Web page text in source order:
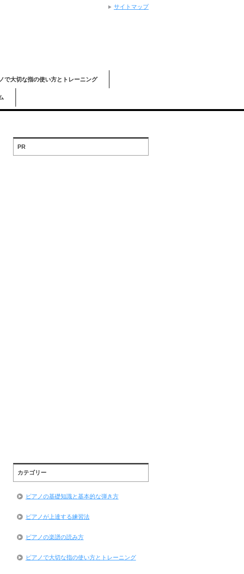
で大切な指の使い方とトレーニング
PR
カテゴリー
ピアノの基礎知識と基本的な弾き方
ピアノが上達する練習法
ピアノの楽譜の読み方
ピアノで大切な指の使い方とトレーニング
サイトマップ